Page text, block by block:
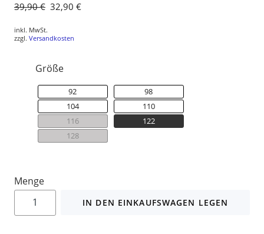
Normaler
39,90 € Sonderpreis
32,90 €
inkl. MwSt.
zzgl. Versandkosten
Größe
92
98
104
110
116
122
128
Menge
IN DEN EINKAUFSWAGEN LEGEN